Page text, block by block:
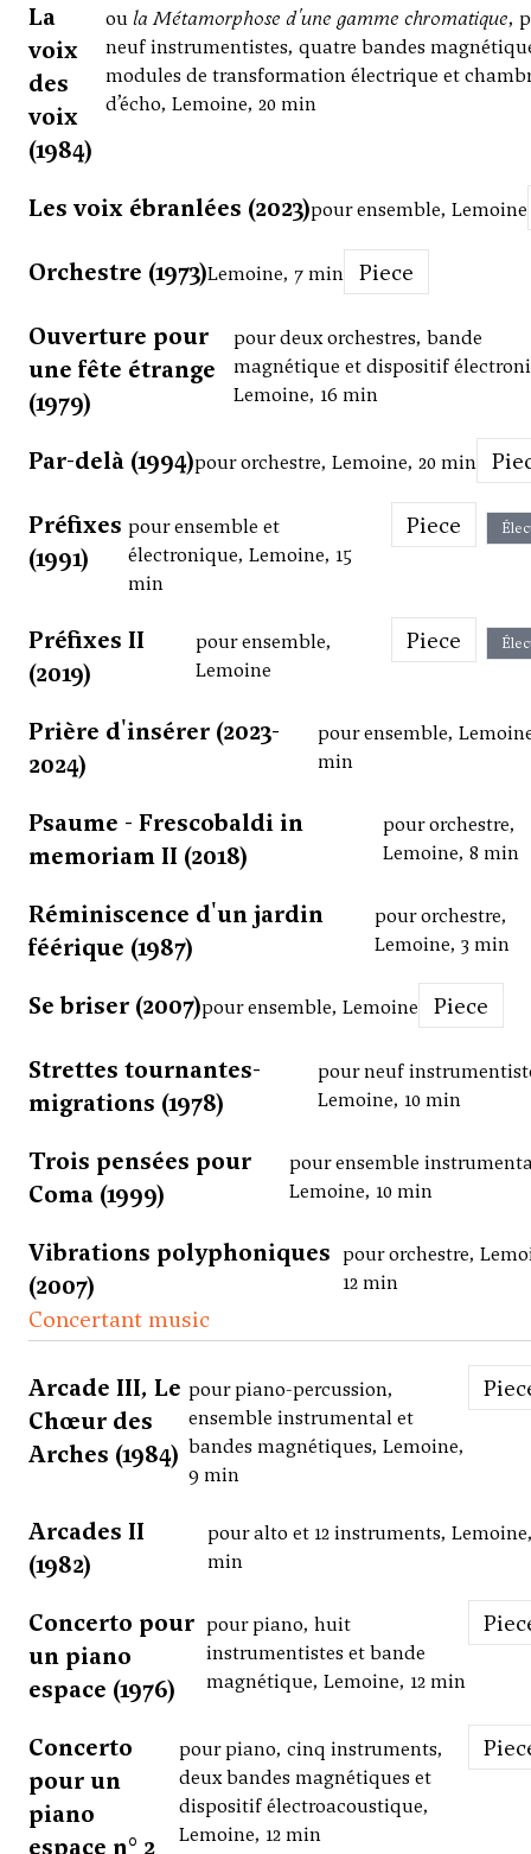
La
voix
des
voix
(1984)
oula Métamorphose d'une gamme chromatique,
neuf instrumentistes, quatre bandes
modules de transformation électrique et
d’écho, Lemoine, 20 min
Les voix ébranlées (2023)pour ensemble, Lemoine
Orchestre (1973)Lemoine, 7 min Piece
Ouverture pour
une fête étrange
(1979)
pour deux orchestres, bande
magnétique et dispositif
Lemoine, 16 min
Par-delà (1994)pour orchestre, Lemoine, 20 min
Préfixes
(1991)
pour ensemble et
électronique, Lemoine, 15
min
Piece
Préfixes II
(2019)
pour ensemble,
Lemoine
Piece
Prière d'insérer (2023-
2024)
pour ensemble,
min
Psaume - Frescobaldi in
memoriam II (2018)
pour orchestre,
Lemoine, 8 min
Réminiscence d'un jardin
féérique (1987)
pour orchestre,
Lemoine, 3 min
Se briser (2007)pour ensemble, Lemoine Piece
Strettes tournantes-
migrations (1978)
pour neuf
Lemoine, 10 min
Trois pensées pour
Coma (1999)
pour ensemble
Lemoine, 10 min
Vibrations polyphoniques
(2007)
pour orchestre,
12 min
Concertant music
Arcade III, Le
Chœur des
Arches (1984)
pour piano-percussion,
ensemble instrumental et
bandes magnétiques, Lemoine,
9 min
Arcades II
(1982)
pour alto et 12 instruments,
min
Concerto pour
un piano
espace (1976)
pour piano, huit
instrumentistes et bande
magnétique, Lemoine, 12 min
Concerto
pour un
piano
espace n° 2
pour piano, cinq instruments,
deux bandes magnétiques et
dispositif électroacoustique,
Lemoine, 12 min